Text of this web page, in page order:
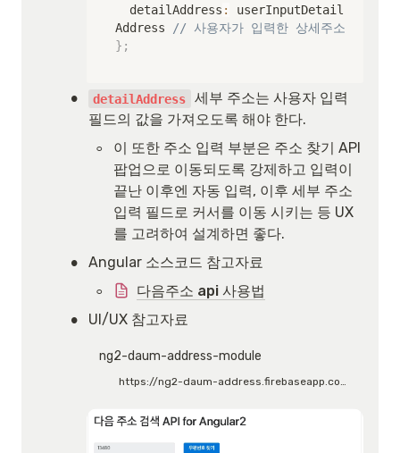
  detailAddress
:
userInputDetail
Address // 사용자가 입력한 상세주소
} ;
• detailAddress
세부 주소는 사용자 입력
필드의 값을 가져오도록 해야 한다.
◦
이 또한 주소 입력 부분은 주소 찾기 API
팝업으로 이동되도록 강제하고 입력이
끝난 이후엔 자동 입력, 이후 세부 주소
입력 필드로 커서를 이동 시키는 등 UX
를 고려하여 설계하면 좋다.
• Angular 소스코드 참고자료
◦ 다음주소 api 사용법
• UI/UX 참고자료
ng2-daum-address-module
https://ng2-daum-address.firebaseapp.com/